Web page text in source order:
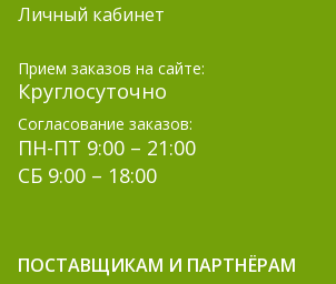
Личный кабинет
Прием заказов на сайте:
Круглосуточно
Согласование заказов:
ПН-ПТ 9:00 – 21:00
СБ 9:00 – 18:00
ПОСТАВЩИКАМ И ПАРТНЁРАМ